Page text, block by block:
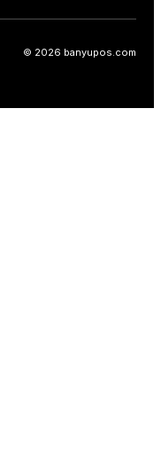
© 2026 banyupos.com